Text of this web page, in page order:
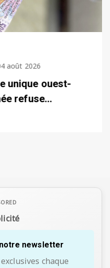
2026
ouest-
refuse...
newsletter
chaque